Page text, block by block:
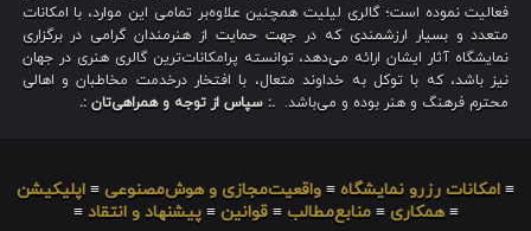
فعالیت نموده است؛ گالری لیلیت همچنین علاوه‌بر تمامی این موارد، با امکانات
متعدد و بسیار ارزشمندی که در جهت حمایت از هنرمندان گرامی در برگزاری
نمایشگاه آثار ایشان ارائه می‌دهد، توانسته پرامکانات‌ترین گالری هنری در جهان
نیز باشد، که با توکل به خداوند متعال، با افتخار درخدمت مخاطبان و اهالی
محترم فرهنگ و هنر بوده و می‌باشد. .: سپاس از توجه و همراهی‌تان :.
≡ امکانات رزرو نمایشگاه ≡ واقعیت‌مجازی و هوش‌مصنوعی ≡ اپلیکیشن
≡همکاری ≡منابع‌مطالب ≡قوانین ≡پیشنهاد و انتقاد ≡